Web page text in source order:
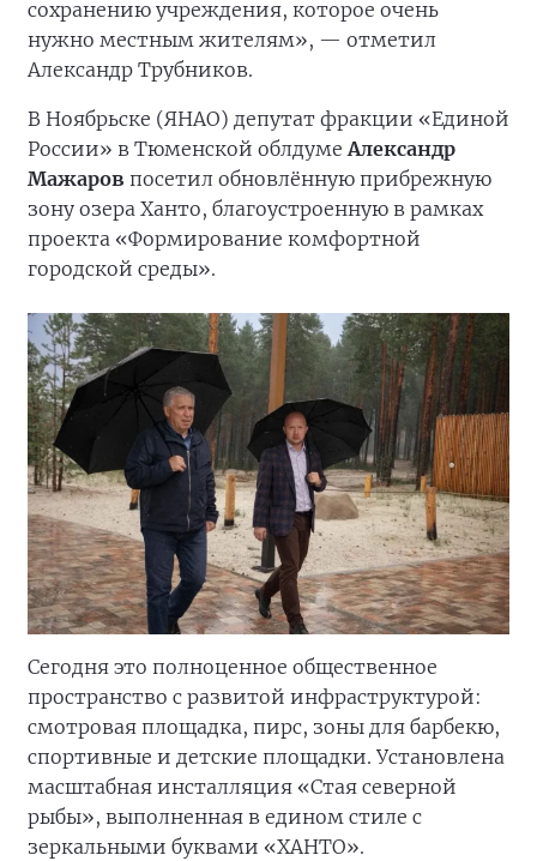
сохранению учреждения, которое очень
нужно местным жителям», — отметил
Александр Трубников.
В Ноябрьске (ЯНАО) депутат фракции «Единой
России» в Тюменской облдумеАлександр
Мажаров посетил обновлённую прибрежную
зону озера Ханто, благоустроенную в рамках
проекта «Формирование комфортной
городской среды».
Сегодня это полноценное общественное
пространство с развитой инфраструктурой:
смотровая площадка, пирс, зоны для барбекю,
спортивные и детские площадки. Установлена
масштабная инсталляция «Стая северной
рыбы», выполненная в едином стиле с
зеркальными буквами «ХАНТО».